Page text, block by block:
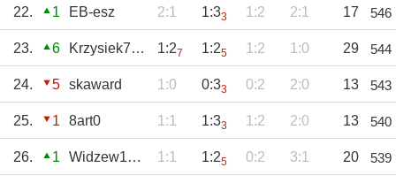
22. 1 EB-esz 2:1 1:33 1:2 2:1 17 546
23. 6 Krzysiek77_FCB 1:27 1:25 1:2 1:0 29 544
24. 5 skaward 1:0 0:33 0:2 2:0 13 543
25. 1 8art0 1:1 1:33 1:2 2:0 13 540
26. 1 Widzew1910Łódź 1:1 1:25 0:2 3:1 20 539